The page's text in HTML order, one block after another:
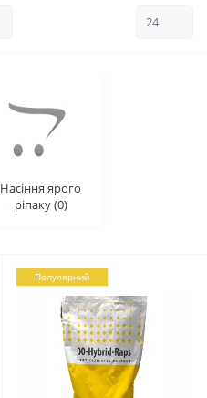
Насіння ярого
ріпаку (0)
Популярний